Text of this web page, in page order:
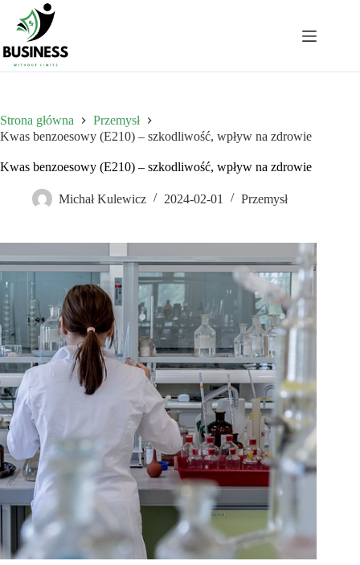
Przejdź
treści
Strona główna
Przemysł
Kwas benzoesowy (E210) – szkodliwość, wpływ na zdrowie
Kwas benzoesowy (E210) – szkodliwość, wpływ na zdrowie
Michał Kulewicz 2024-02-01 Przemysł